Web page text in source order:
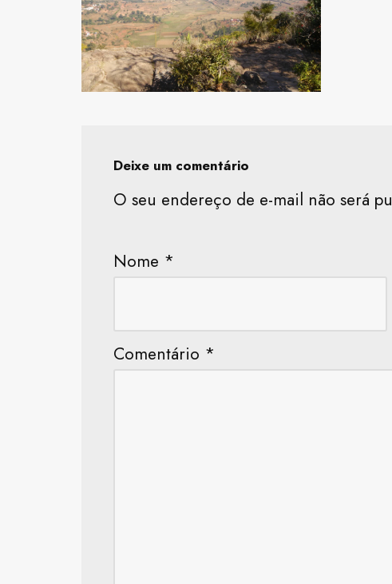
Deixe um comentário
O seu endereço de e-mail não será
Nome *
Comentário *